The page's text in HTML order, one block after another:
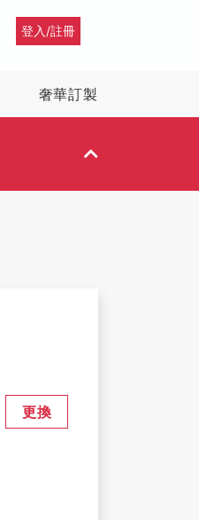
登入/註冊
奢華訂製
更換